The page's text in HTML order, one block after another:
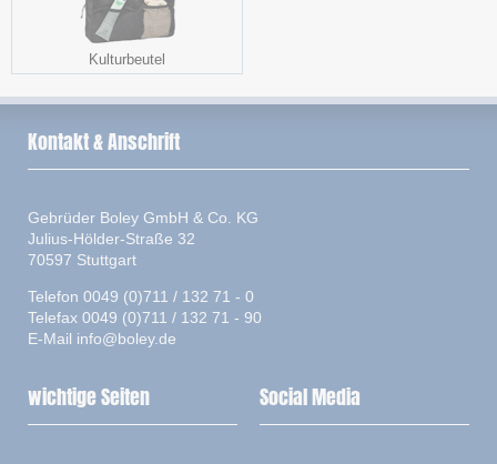
Kulturbeutel
Kontakt & Anschrift
Gebrüder Boley GmbH & Co. KG
Julius-Hölder-Straße 32
70597 Stuttgart
Telefon 0049 (0)711 / 132 71 - 0
Telefax 0049 (0)711 / 132 71 - 90
E-Mail info@boley.de
wichtige Seiten Social Media